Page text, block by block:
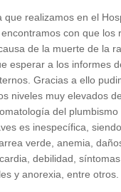
que realizamos en el
con que los
de la muerte de la
esperar a los informes
Gracias a ello
niveles muy elevados
del plumbismo
es inespecífica,
verde, anemia,
debilidad, síntomas
y anorexia, entre otros.